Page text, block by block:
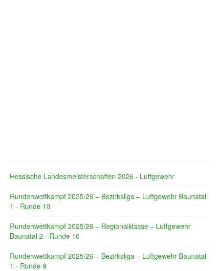
Hessische Landesmeisterschaften 2026 - Luftgewehr
Rundenwettkampf 2025/26 – Bezirksliga – Luftgewehr Baunatal
1 - Runde 10
Rundenwettkampf 2025/26 – Regionalklasse – Luftgewehr
Baunatal 2 - Runde 10
Rundenwettkampf 2025/26 – Bezirksliga – Luftgewehr Baunatal
1 - Runde 9